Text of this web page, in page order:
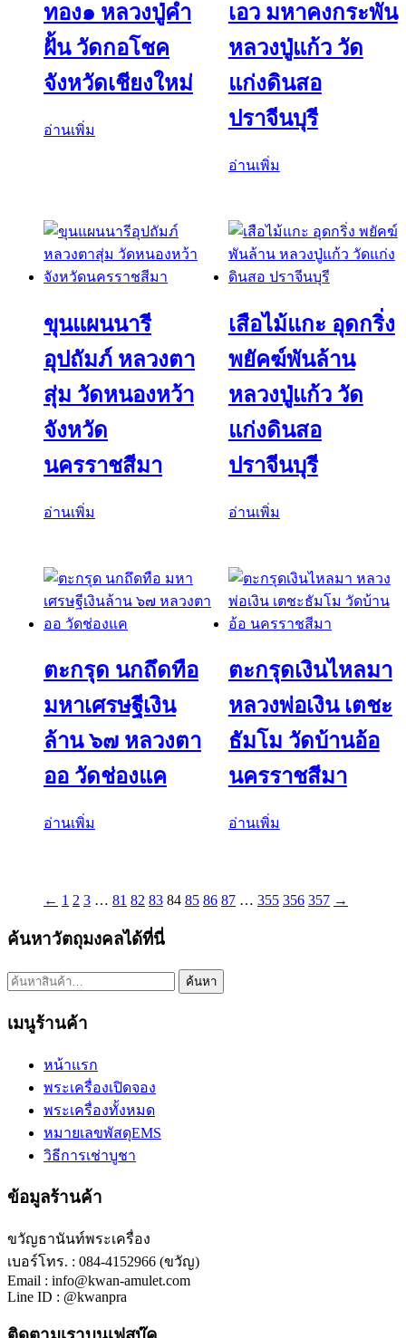
ทอง๑ หลวงปู่คำ
ฝั้น วัดกอโชค
จังหวัดเชียงใหม่
อ่านเพิ่ม
เอว มหาคงกระพัน
หลวงปู่แก้ว วัด
แก่งดินสอ
ปราจีนบุรี
อ่านเพิ่ม
ขุนแผนนารี
อุปถัมภ์ หลวงตา
สุ่ม วัดหนองหว้า
จังหวัด
นครราชสีมา
อ่านเพิ่ม
เสือไม้แกะ อุดกริ่ง
พยัคฆ์พันล้าน
หลวงปู่แก้ว วัด
แก่งดินสอ
ปราจีนบุรี
อ่านเพิ่ม
ตะกรุด นกถึดทือ
มหาเศรษฐีเงิน
ล้าน ๖๗ หลวงตา
ออ วัดช่องแค
อ่านเพิ่ม
ตะกรุดเงินไหลมา
หลวงพ่อเงิน เตชะ
ธัมโม วัดบ้านอ้อ
นครราชสีมา
อ่านเพิ่ม
← 1 2 3 … 81 82 83 84 85 86 87 … 355 356 357 →
ค้นหาวัตถุมงคลได้ที่นี่
ค้นหา: ค้นหา
เมนูร้านค้า
หน้าแรก
พระเครื่องเปิดจอง
พระเครื่องทั้งหมด
หมายเลขพัสดุEMS
วิธีการเช่าบูชา
ข้อมูลร้านค้า
ขวัญธานันท์พระเครื่อง
เบอร์โทร. : 084-4152966 (ขวัญ)
Email : info@kwan-amulet.com
Line ID : @kwanpra